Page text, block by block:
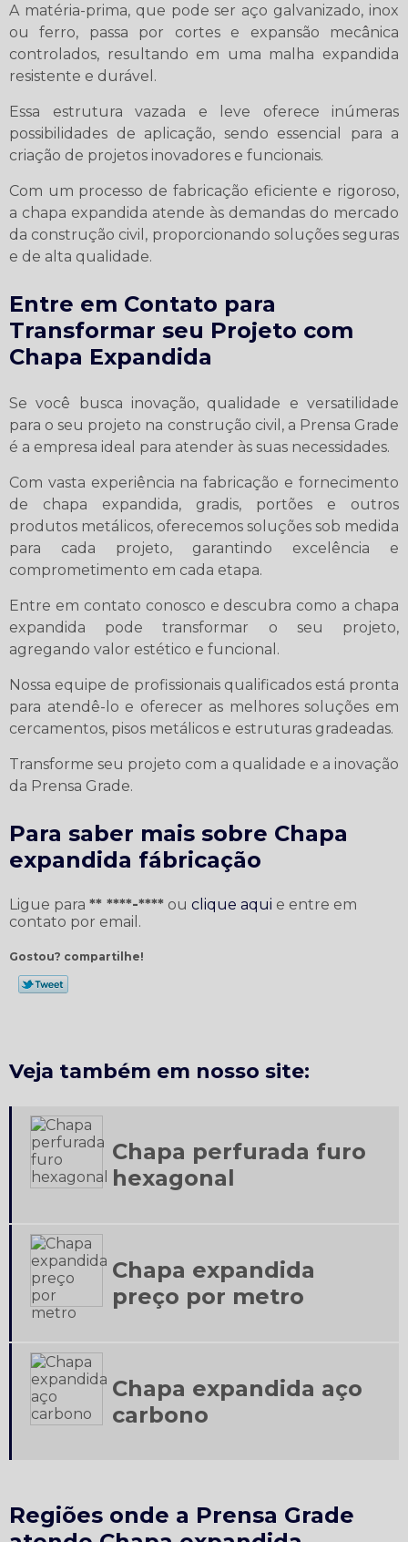
A matéria-prima, que pode ser aço galvanizado, inox
ou ferro, passa por cortes e expansão mecânica
controlados, resultando em uma malha expandida
resistente e durável.
Essa estrutura vazada e leve oferece inúmeras
possibilidades de aplicação, sendo essencial para a
criação de projetos inovadores e funcionais.
Com um processo de fabricação eficiente e rigoroso,
a chapa expandida atende às demandas do mercado
da construção civil, proporcionando soluções seguras
e de alta qualidade.
Entre em Contato para
Transformar seu Projeto com
Chapa Expandida
Se você busca inovação, qualidade e versatilidade
para o seu projeto na construção civil, a Prensa Grade
é a empresa ideal para atender às suas necessidades.
Com vasta experiência na fabricação e fornecimento
de chapa expandida, gradis, portões e outros
produtos metálicos, oferecemos soluções sob medida
para cada projeto, garantindo excelência e
comprometimento em cada etapa.
Entre em contato conosco e descubra como a chapa
expandida pode transformar o seu projeto,
agregando valor estético e funcional.
Nossa equipe de profissionais qualificados está pronta
para atendê-lo e oferecer as melhores soluções em
cercamentos, pisos metálicos e estruturas gradeadas.
Transforme seu projeto com a qualidade e a inovação
da Prensa Grade.
Para saber mais sobre Chapa
expandida fábricação
Ligue para ** ****-**** ou clique aqui e entre em
contato por email.
Gostou? compartilhe!
Veja também em nosso site:
Chapa perfurada furo
hexagonal
Chapa expandida
preço por metro
Chapa expandida aço
carbono
Regiões onde a Prensa Grade